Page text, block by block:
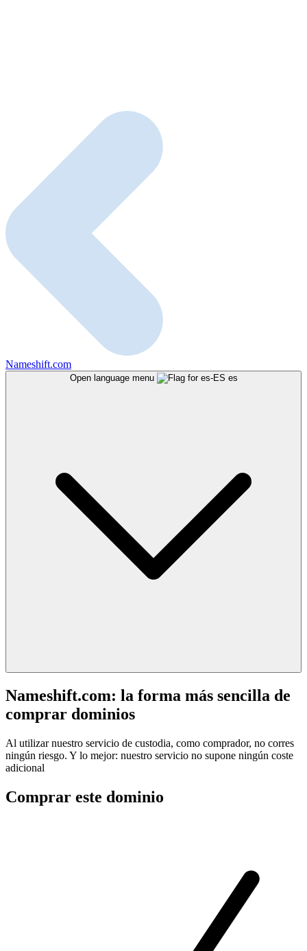
Nameshift.com
Open language menu es
Nameshift.com: la forma más sencilla de
comprar dominios
Al utilizar nuestro servicio de custodia, como comprador, no corres
ningún riesgo. Y lo mejor: nuestro servicio no supone ningún coste
adicional
Comprar este dominio